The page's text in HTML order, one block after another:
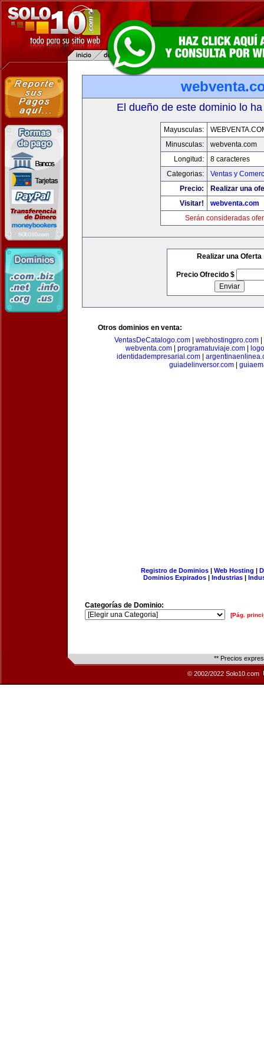
El dueño de este dominio lo
Mayusculas:
Minusculas:
webventa.com
Longitud:
8 caracteres
Categorias:
Ventas y
Precio:
Realizar una
Visitar!
webventa.com
Serán consideradas
Realizar una Oferta
Precio Ofrecido $
Otros dominios en venta:
VentasDeCatalogo.com| webhostingpro.com|
webventa.com
programatuviaje.com
identidadempresarial.com
guiadelinversor.com|
Registro de Dominios| Web Hosting |
Dominios Expirados | Industrias |
Categorías de Dominio:
[Pág.
** Precios
© 2002/2022 Solo10.com